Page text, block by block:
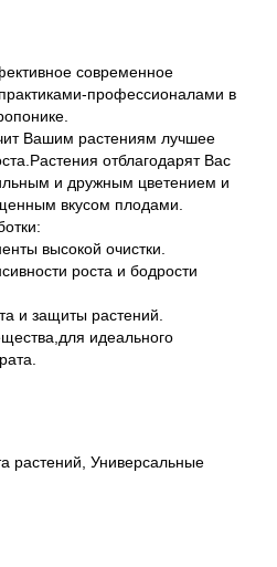
современное
профессионалами в
Вашим растениям лучшее
отблагодарят Вас
и дружным цветением и
вкусом плодами.
высокой очистки.
роста и бодрости
и защиты растений.
идеального
растений, Универсальные